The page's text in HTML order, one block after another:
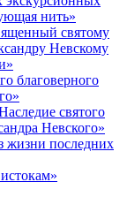
нить»
святому
Невскому
благоверного
святого
Невского»
жизни последних